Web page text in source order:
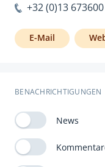
+32 (0)13 673600
E-Mail
BENACHRICHTIGUNGEN
News